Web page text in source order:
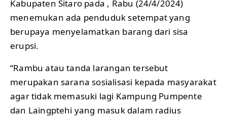
Kabupaten Sitaro pada , Rabu (24/4/2024)
menemukan ada penduduk setempat yang
berupaya menyelamatkan barang dari sisa
erupsi.
“Rambu atau tanda larangan tersebut
merupakan sarana sosialisasi kepada masyarakat
agar tidak memasuki lagi Kampung Pumpente
dan Laingptehi yang masuk dalam radius